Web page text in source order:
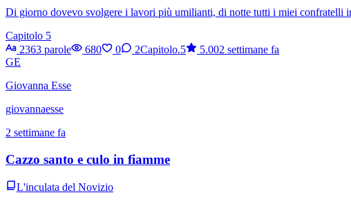
Di giorno dovevo svolgere i lavori più umilianti, di notte tutti i miei confratelli
Capitolo 5
2363 parole
680 0 2Capitolo.5 5.002 settimane fa
GE
Giovanna Esse
giovannaesse
2 settimane fa
Cazzo santo e culo in fiamme
L'inculata del Novizio